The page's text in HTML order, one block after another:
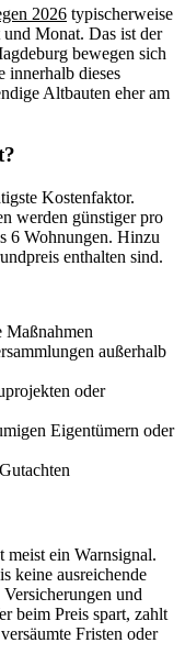
2026 typischerweise
Monat. Das ist der
bewegen sich
innerhalb dieses
Altbauten eher am
Kostenfaktor.
werden günstiger pro
6 Wohnungen. Hinzu
enthalten sind.
Maßnahmen
außerhalb
oder
Eigentümern oder
meist ein Warnsignal.
keine ausreichende
und
beim Preis spart, zahlt
Fristen oder